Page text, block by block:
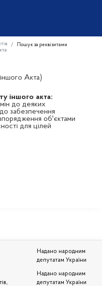
Пошук за реквізитами
Акта)
іншого акта:
до деяких
забезпечення
об'єктами
для цілей
Надано народним
депутатам України
Надано народним
депутатам України